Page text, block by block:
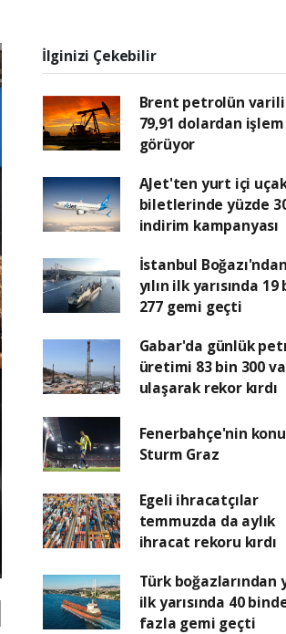
İlginizi Çekebilir
Brent petrolün varili
79,91 dolardan işlem
görüyor
AJet'ten yurt içi
biletlerinde yüzde
indirim kampanyası
İstanbul Boğazı'ndan
yılın ilk yarısında 19
277 gemi geçti
Gabar'da günlük
üretimi 83 bin 300
ulaşarak rekor kırdı
Fenerbahçe'nin
Sturm Graz
Egeli ihracatçılar
temmuzda da aylık
ihracat rekoru kırdı
Türk boğazlarından
ilk yarısında 40
fazla gemi geçti